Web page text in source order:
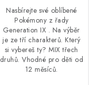
Nasbírejte své oblíbené
Pokémony z řady
Generation IX . Na výběr
je ze tří charakterů. Který
si vybereš ty? MIX třech
druhů. Vhodné pro děti od
12 měsíců.